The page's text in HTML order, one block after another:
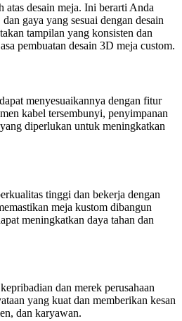
desain meja. Ini berarti Anda
gaya yang sesuai dengan desain
tampilan yang konsisten dan
pembuatan desain 3D meja custom.
menyesuaikannya dengan fitur
kabel tersembunyi, penyimpanan
diperlukan untuk meningkatkan
tinggi dan bekerja dengan
meja kustom dibangun
meningkatkan daya tahan dan
dan merek perusahaan
yang kuat dan memberikan kesan
dan karyawan.